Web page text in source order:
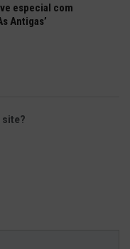
especial com
Antigas’
site?